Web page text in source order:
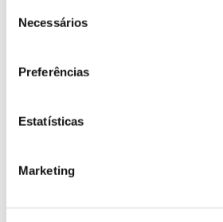
Necessários
Preferências
Estatísticas
Marketing
02.07.2026
Registar galhas de Trichi em
cidadãos chamados a ajudar
25.06.2026